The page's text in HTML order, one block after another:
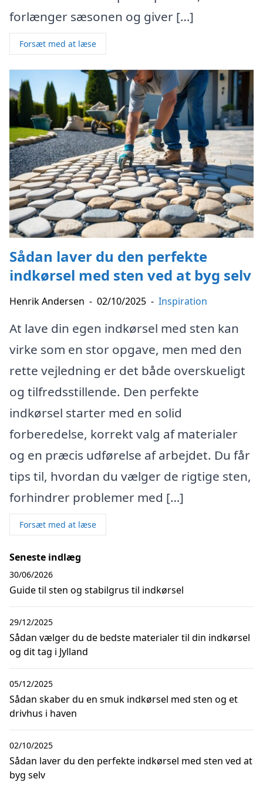
forlænger sæsonen og giver […]
Forsæt med at læse
Sådan laver du den perfekte
indkørsel med sten ved at byg selv
Henrik Andersen - 02/10/2025 - Inspiration
At lave din egen indkørsel med sten kan
virke som en stor opgave, men med den
rette vejledning er det både overskueligt
og tilfredsstillende. Den perfekte
indkørsel starter med en solid
forberedelse, korrekt valg af materialer
og en præcis udførelse af arbejdet. Du får
tips til, hvordan du vælger de rigtige sten,
forhindrer problemer med […]
Forsæt med at læse
Seneste indlæg
Guide til sten og stabilgrus til indkørsel
30/06/2026
Sådan vælger du de bedste materialer til din indkørsel
og dit tag i Jylland
29/12/2025
Sådan skaber du en smuk indkørsel med sten og et
drivhus i haven
05/12/2025
Sådan laver du den perfekte indkørsel med sten ved at
byg selv
02/10/2025